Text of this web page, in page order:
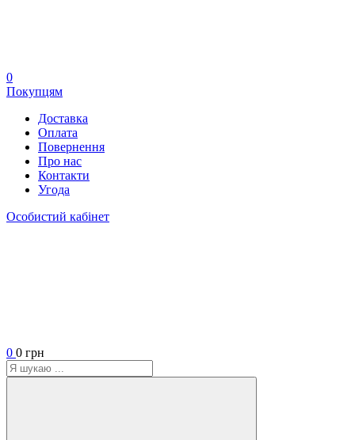
0
Покупцям
Доставка
Оплата
Повернення
Про нас
Контакти
Угода
Особистий кабінет
0 0 грн